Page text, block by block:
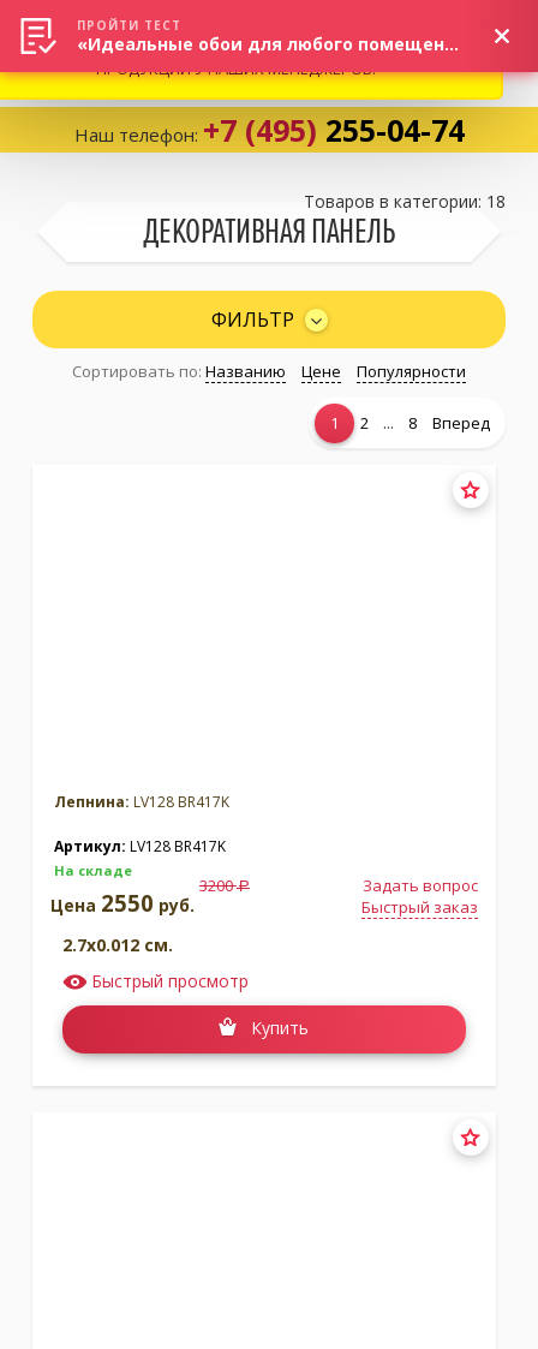
Избранное:0 товаров
Каталог
Наш телефон: +7 (495) 255-04-74
ДЕКОРАТИВНАЯ ПАНЕЛЬ
Товаров в категории: 18
ФИЛЬТР
Сортировать по: Названию Цене Популярности
1 2 ... 8 Вперед
Лепнина: LV128 BR417K
Артикул: LV128 BR417K
На складе
Задать вопрос
Быстрый заказ
Цена 2550 руб.
3200a
2.7x0.012 см.
Быстрый просмотр
Купить
ВНИМАНИЕ! В СВЯЗИ С СИТУАЦИЕЙ НА РЫНКЕ, ПРОСИМ
УТОЧНЯТЬ АКТУАЛЬНУЮ СТОИМОСТЬ И НАЛИЧИЕ
ПРОДУКЦИИ У НАШИХ МЕНЕДЖЕРОВ.
ПРОЙТИ ТЕСТ
«Идеальные обои для любого помещения!»